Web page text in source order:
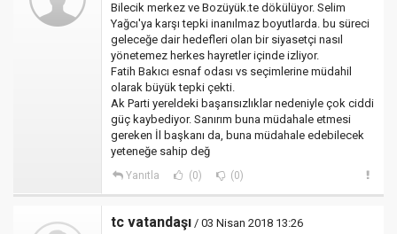
Bilecik merkez ve Bozüyük.te dökülüyor. Selim
Yağcı'ya karşı tepki inanılmaz boyutlarda. bu süreci
geleceğe dair hedefleri olan bir siyasetçi nasıl
yönetemez herkes hayretler içinde izliyor.
Fatih Bakıcı esnaf odası vs seçimlerine müdahil
olarak büyük tepki çekti.
Ak Parti yereldeki başarısızlıklar nedeniyle çok ciddi
güç kaybediyor. Sanırım buna müdahale etmesi
gereken İl başkanı da, buna müdahale edebilecek
yeteneğe sahip değ
Yanıtla (0) (0)
tc vatandaşı / 03 Nisan 2018 13:26